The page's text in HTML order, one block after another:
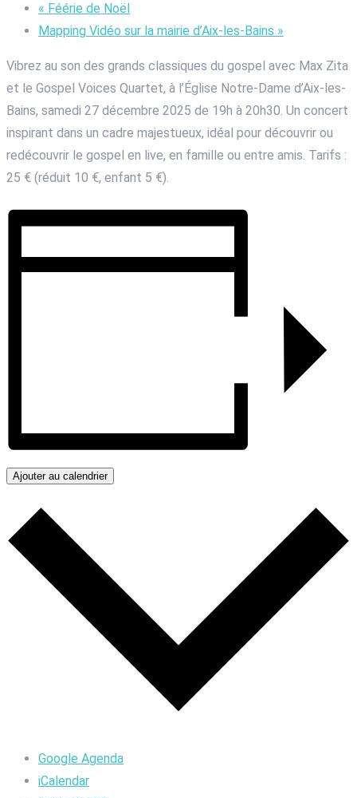
« Féérie de Noël
Mapping Vidéo sur la mairie d’Aix-les-Bains »
Vibrez au son des grands classiques du gospel avec Max Zita
et le Gospel Voices Quartet, à l’Église Notre-Dame d’Aix-les-
Bains, samedi 27 décembre 2025 de 19h à 20h30. Un concert
inspirant dans un cadre majestueux, idéal pour découvrir ou
redécouvrir le gospel en live, en famille ou entre amis. Tarifs :
25 € (réduit 10 €, enfant 5 €).
Ajouter au calendrier
Google Agenda
iCalendar